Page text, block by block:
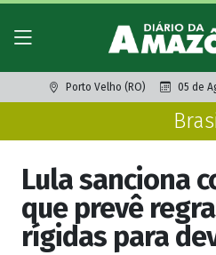
Porto Velho (RO) 05 de
Lula sanciona
que prevê
rígidas para